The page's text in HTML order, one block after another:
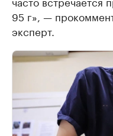
95 г», —
эксперт.